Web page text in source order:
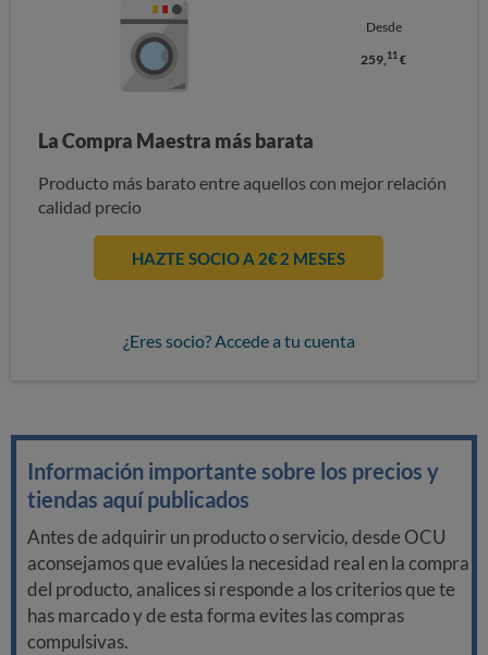
Desde
259, 11 €
La Compra Maestra más barata
Producto más barato entre aquellos con mejor relación
calidad precio
HAZTE SOCIO A 2€ 2 MESES
¿Eres socio? Accede a tu cuenta
Información importante sobre los precios y
tiendas aquí publicados
Antes de adquirir un producto o servicio, desde OCU
aconsejamos que evalúes la necesidad real en la compra
del producto, analices si responde a los criterios que te
has marcado y de esta forma evites las compras
compulsivas.